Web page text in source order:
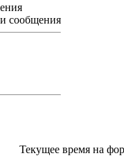
сообщения
Текущее время на